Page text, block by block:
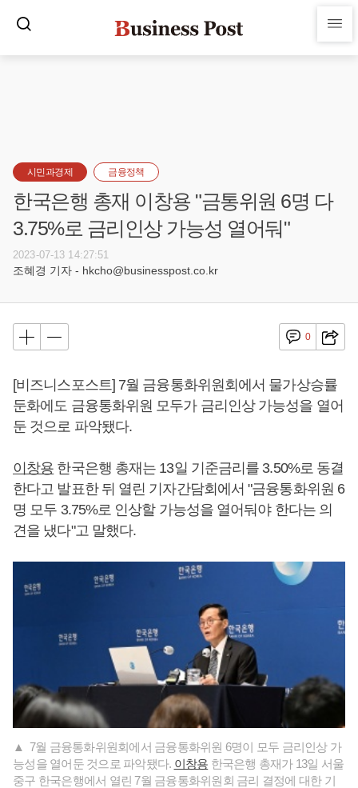
시민과경제 금융정책
한국은행 총재 이창용 "금통위원 6명 다
3.75%로 금리인상 가능성 열어둬"
2023-07-13 14:27:51
조혜경 기자 - hkcho@businesspost.co.kr
0
[비즈니스포스트] 7월 금융통화위원회에서 물가상승률
둔화에도 금융통화위원 모두가 금리인상 가능성을 열어
둔 것으로 파악됐다.
이창용 한국은행 총재는 13일 기준금리를 3.50%로 동결
한다고 발표한 뒤 열린 기자간담회에서 "금융통화위원 6
명 모두 3.75%로 인상할 가능성을 열어둬야 한다는 의
견을 냈다"고 말했다.
▲ 7월 금융통화위원회에서 금융통화위원 6명이 모두 금리인상 가
능성을 열어둔 것으로 파악됐다. 이창용 한국은행 총재가 13일 서울
중구 한국은행에서 열린 7월 금융통화위원회 금리 결정에 대한 기